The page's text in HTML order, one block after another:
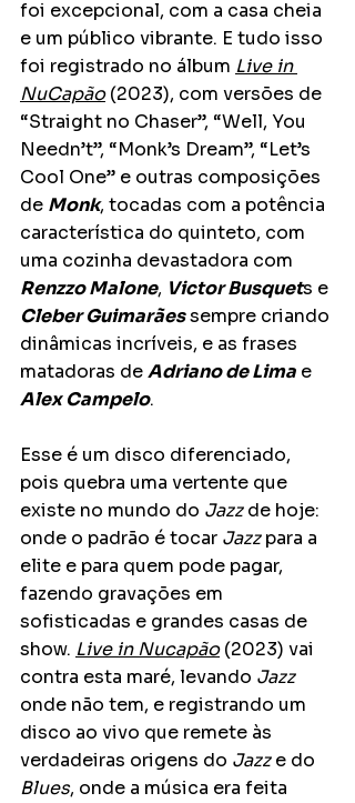
foi excepcional, com a casa cheia
e um público vibrante. E tudo isso
foi registrado no álbum Live in
NuCapão (2023), com versões de
“Straight no Chaser”, “Well, You
Needn’t”, “Monk’s Dream”, “Let’s
Cool One” e outras composições
de Monk, tocadas com a potência
característica do quinteto, com
uma cozinha devastadora com
Renzzo Malone, Victor Busquets e
Cleber Guimarães sempre criando
dinâmicas incríveis, e as frases
matadoras de Adriano de Lima e
Alex Campelo.
Esse é um disco diferenciado,
pois quebra uma vertente que
existe no mundo do Jazz de hoje:
onde o padrão é tocar Jazz para a
elite e para quem pode pagar,
fazendo gravações em
sofisticadas e grandes casas de
show. Live in Nucapão (2023) vai
contra esta maré, levando Jazz
onde não tem, e registrando um
disco ao vivo que remete às
verdadeiras origens do Jazz e do
Blues, onde a música era feita